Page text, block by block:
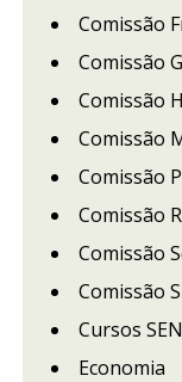
Comissão
Comissão
Comissão
Comissão
Comissão
Comissão
Comissão
Comissão
Cursos
Economia